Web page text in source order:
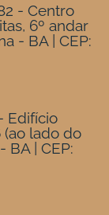
- Centro
6º andar
- BA | CEP:
Edifício
(ao lado do
BA | CEP: